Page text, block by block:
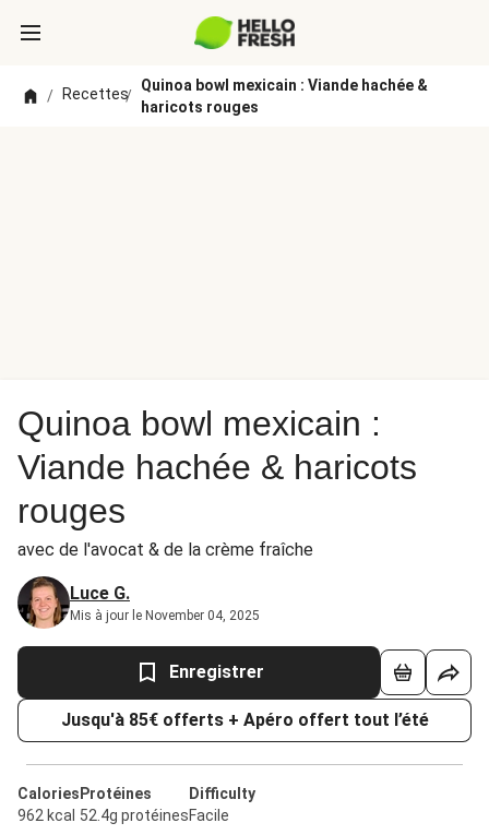
/ Recettes/
Quinoa bowl mexicain : Viande hachée &
haricots rouges
Quinoa bowl mexicain :
Viande hachée & haricots
rouges
avec de l'avocat & de la crème fraîche
Luce G.
Mis à jour le November 04, 2025
Enregistrer
Jusqu'à 85€ offerts + Apéro offert tout l’été
Calories
962 kcal
Protéines
52.4g protéines
Difficulty
Facile